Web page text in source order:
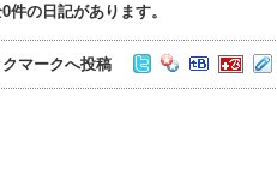
0件の日記があります。
マークへ投稿